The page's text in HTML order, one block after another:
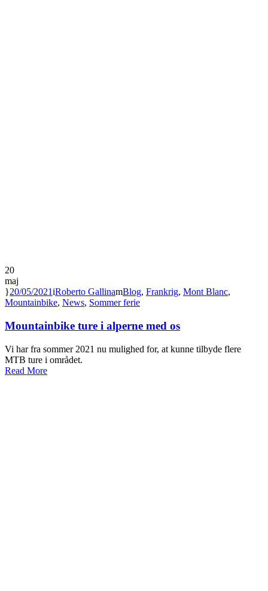
20
maj
20/05/2021 Roberto Gallina Blog, Frankrig, Mont Blanc,
Mountainbike, News, Sommer ferie
Mountainbike ture i alperne med os
Vi har fra sommer 2021 nu mulighed for, at kunne tilbyde flere
MTB ture i området.
Read More